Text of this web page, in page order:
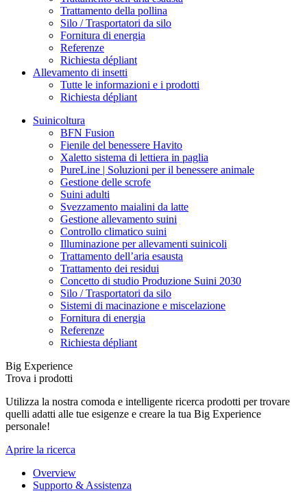
Trattamento della pollina
Silo / Trasportatori da silo
Fornitura di energia
Referenze
Richiesta dépliant
Allevamento di insetti
Tutte le informazioni e i prodotti
Richiesta dépliant
Suinicoltura
BFN Fusion
Fienile del benessere Havito
Xaletto sistema di lettiera in paglia
PureLine | Soluzioni per il benessere animale
Gestione delle scrofe
Suini adulti
Svezzamento maialini da latte
Gestione allevamento suini
Controllo climatico suini
Illuminazione per allevamenti suinicoli
Trattamento dell’aria esausta
Trattamento dei residui
Concetto di studio Produzione Suini 2030
Silo / Trasportatori da silo
Sistemi di macinazione e miscelazione
Fornitura di energia
Referenze
Richiesta dépliant
Big Experience
Trova i prodotti
Utilizza la nostra comoda e intelligente ricerca prodotti per trovare
quelli adatti alle tue esigenze e creare la tua Big Experience
personale!
Aprire la ricerca
Overview
Supporto & Assistenza